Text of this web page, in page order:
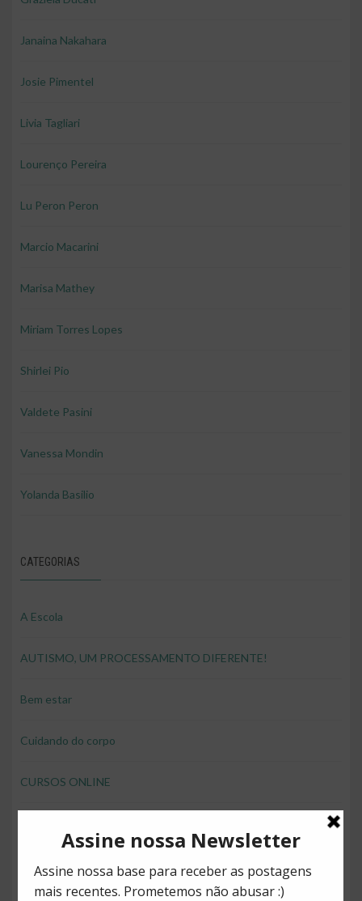
Janaina Nakahara
Josie Pimentel
Livia Tagliari
Lourenço Pereira
Lu Peron Peron
Marcio Macarini
Marisa Mathey
Miriam Torres Lopes
Shirlei Pio
Valdete Pasini
Vanessa Mondin
Yolanda Basilio
CATEGORIAS
A Escola
AUTISMO, UM PROCESSAMENTO DIFERENTE!
Bem estar
Cuidando do corpo
CURSOS ONLINE
Direitos